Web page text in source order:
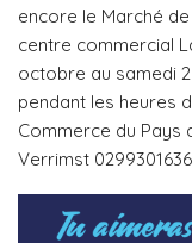
encore le Marché de
centre commercial
octobre au samedi
pendant les heures
Commerce du Pays
Verrimst